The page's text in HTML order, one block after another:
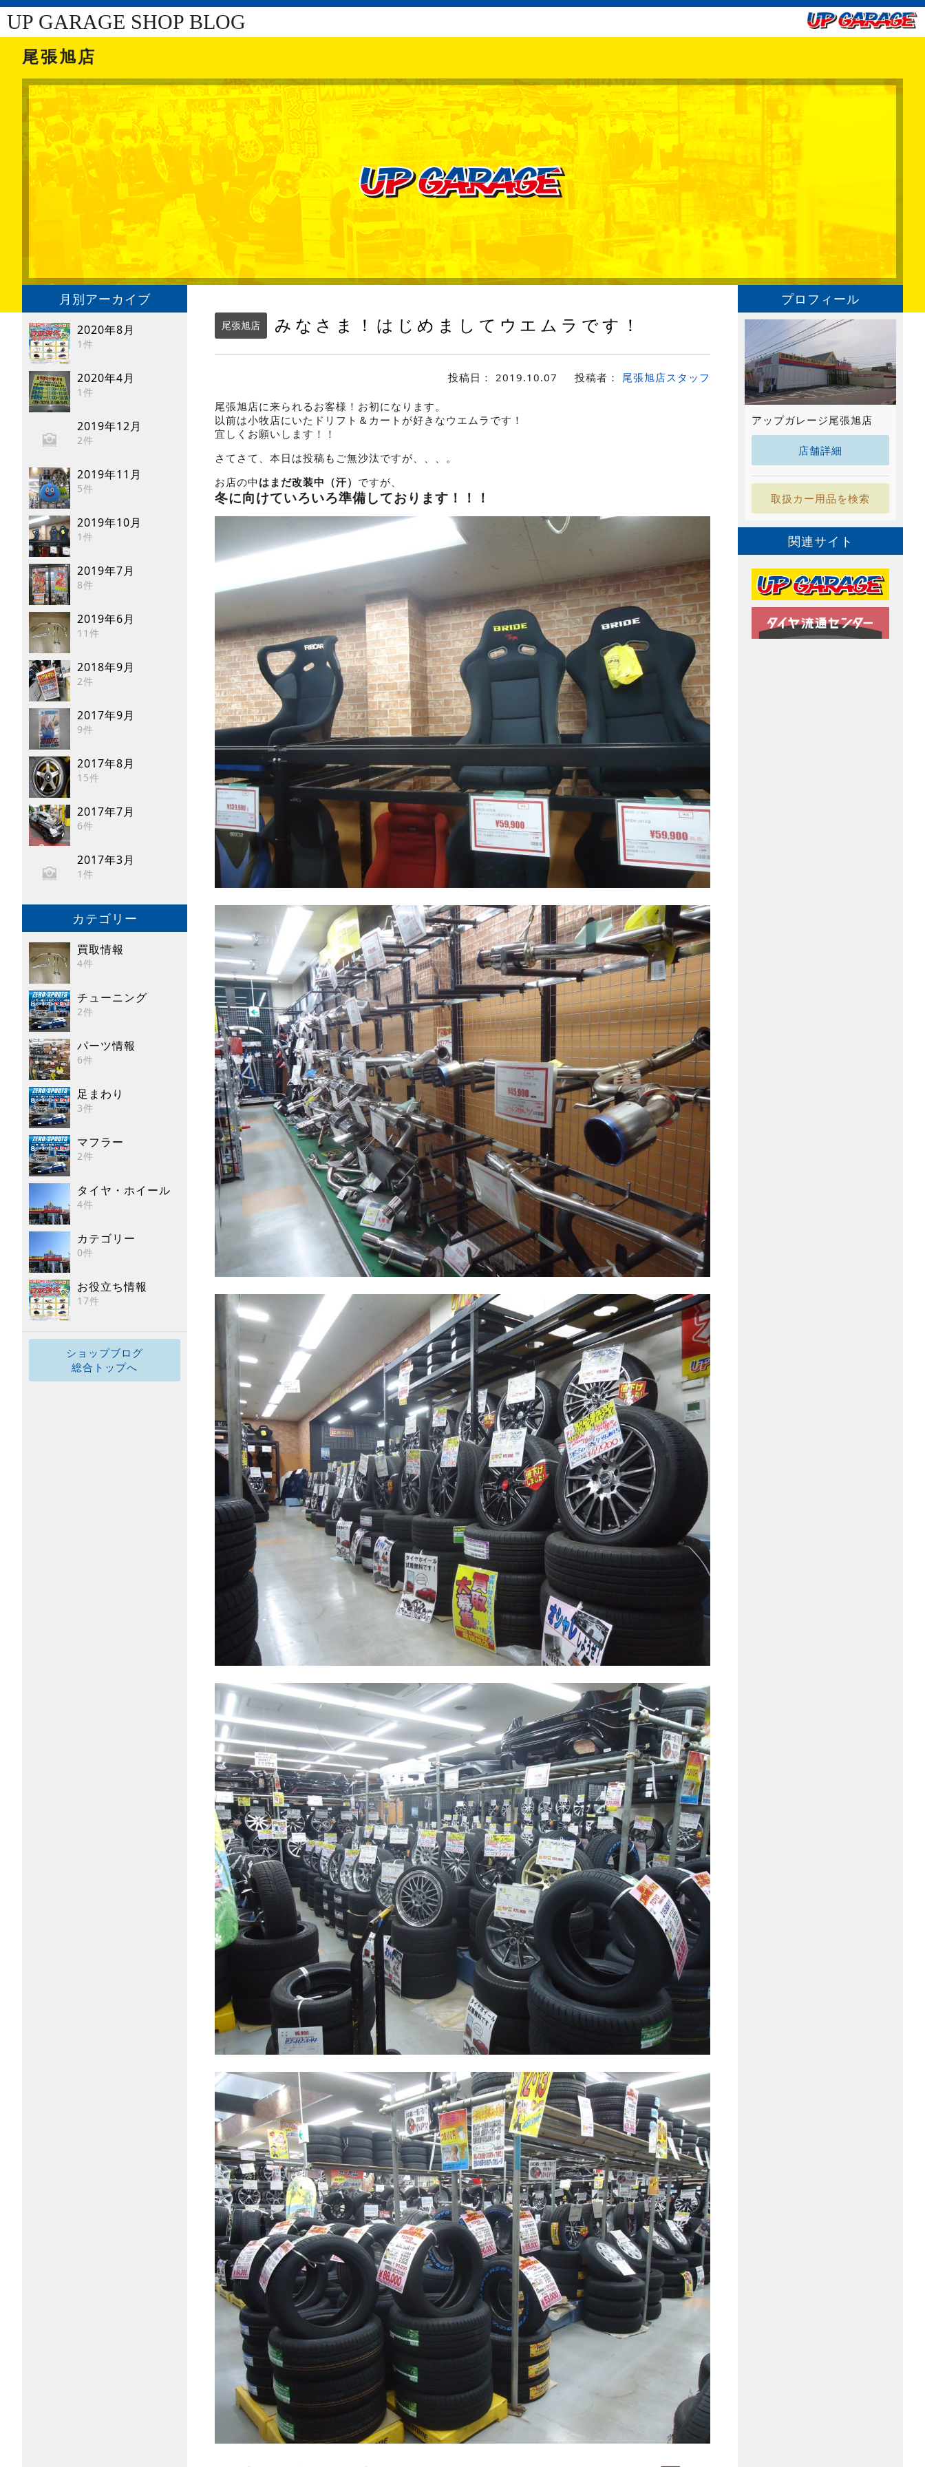
UP GARAGE SHOP BLOG
尾張旭店
月別アーカイブ
2020年8月
1件
2020年4月
1件
2019年12月
2件
2019年11月
5件
2019年10月
1件
2019年7月
8件
2019年6月
11件
2018年9月
2件
2017年9月
9件
2017年8月
15件
2017年7月
6件
2017年3月
1件
カテゴリー
買取情報
4件
チューニング
2件
パーツ情報
6件
足まわり
3件
マフラー
2件
タイヤ・ホイール
4件
カテゴリー
0件
お役立ち情報
17件
ショップブログ
総合トップへ
尾張旭店 みなさま！はじめましてウエムラです！
投稿日： 2019.10.07 投稿者： 尾張旭店スタッフ
尾張旭店に来られるお客様！お初になります。
以前は小牧店にいたドリフト＆カートが好きなウエムラです！
宜しくお願いします！！
さてさて、本日は投稿もご無沙汰ですが、、、。
お店の中 はまだ改装中（汗） ですが、
冬に向けていろいろ準備しております！！！
プロフィール
アップガレージ尾張旭店
店舗詳細
取扱カー用品を検索
関連サイト